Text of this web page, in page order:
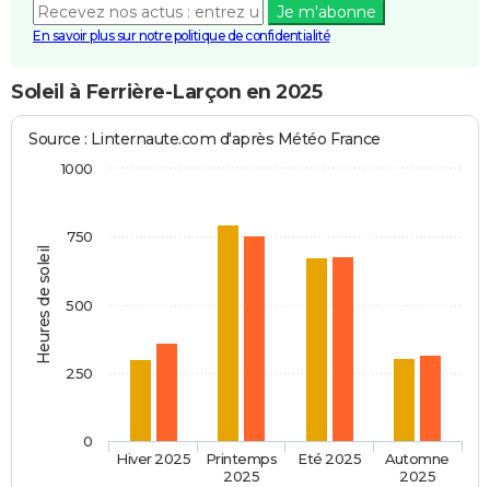
Je m'abonne
En savoir plus sur notre politique de confidentialité
Soleil à Ferrière-Larçon en 2025
Heures de soleil
Source : Linternaute.com d'après Météo France
Hiver 2025
Printemps
2025
Eté 2025
Automne
2025
0
1000
250
500
750